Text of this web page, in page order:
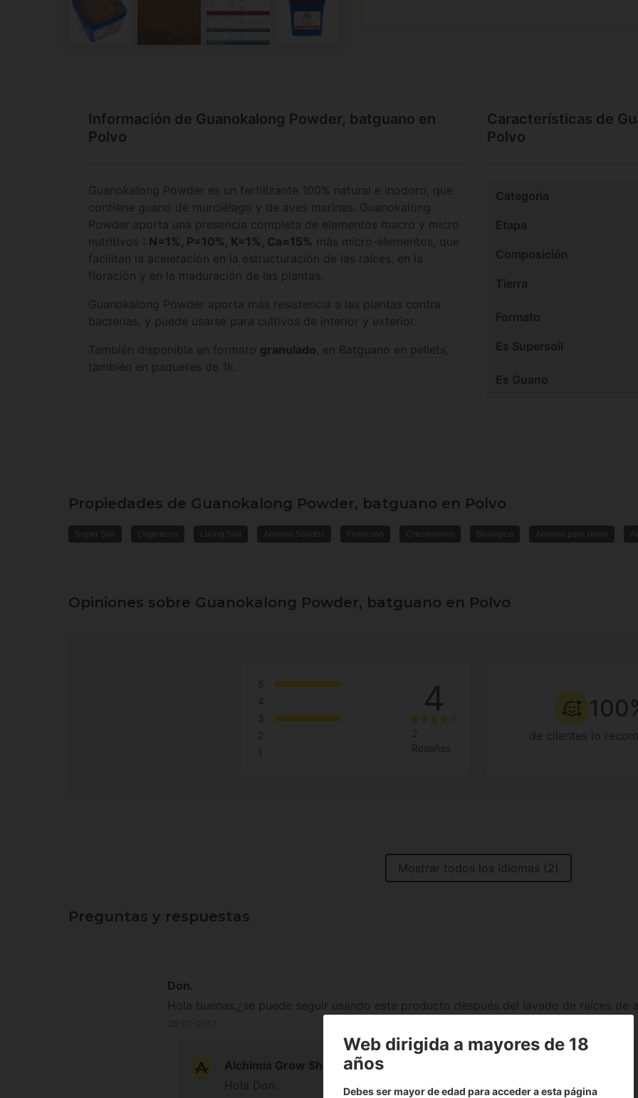
Información de Guanokalong Powder, batguano en
Polvo
Guanokalong Powder es un fertilizante 100% natural e inodoro, que
contiene guano de murciélago y de aves marinas. Guanokalong
Powder aporta una presencia completa de elementos macro y micro
nutritivos : N=1%, P=10%, K=1%, Ca=15% más micro-elementos, que
facilitan la aceleración en la estructuración de las raíces, en la
floración y en la maduración de las plantas.
Guanokalong Powder aporta más resistencia a las plantas contra
bacterias, y puede usarse para cultivos de interior y exterior.
También disponible en formato granulado , en Batguano en pellets
también en paquetes de 1k.
Características de
Polvo
Categoría
Etapa
Composición
Tierra
Formato
Es Supersoil
Es Guano
Propiedades de Guanokalong Powder, batguano en Polvo
Super Soil Orgánicos Living Soil Abonos Sólidos Floración Crecimiento Biológico Abonos para tierra
Opiniones sobre Guanokalong Powder, batguano en Polvo
5
4
3
2
1
4
2
Reseñas
de clientes lo
Mostrar todos los idiomas (2)
Preguntas y respuestas
Don.
Hola buenas,¿se puede seguir usando este producto después del lavado de raíces de
Alchimia Grow Shop
Hola Don.
Web dirigida a mayores de 18
años
Debes ser mayor de edad para acceder a esta página